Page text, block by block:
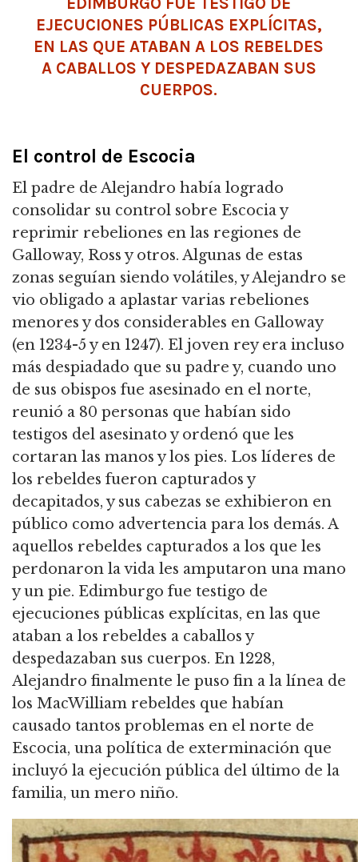
EJECUCIONES PÚBLICAS EXPLÍCITAS,
EN LAS QUE ATABAN A LOS REBELDES
A CABALLOS Y DESPEDAZABAN SUS
CUERPOS.
El control de Escocia
El padre de Alejandro había logrado
consolidar su control sobre Escocia y
reprimir rebeliones en las regiones de
Galloway, Ross y otros. Algunas de estas
zonas seguían siendo volátiles, y Alejandro se
vio obligado a aplastar varias rebeliones
menores y dos considerables en Galloway
(en 1234-5 y en 1247). El joven rey era incluso
más despiadado que su padre y, cuando uno
de sus obispos fue asesinado en el norte,
reunió a 80 personas que habían sido
testigos del asesinato y ordenó que les
cortaran las manos y los pies. Los líderes de
los rebeldes fueron capturados y
decapitados, y sus cabezas se exhibieron en
público como advertencia para los demás. A
aquellos rebeldes capturados a los que les
perdonaron la vida les amputaron una mano
y un pie. Edimburgo fue testigo de
ejecuciones públicas explícitas, en las que
ataban a los rebeldes a caballos y
despedazaban sus cuerpos. En 1228,
Alejandro finalmente le puso fin a la línea de
los MacWilliam rebeldes que habían
causado tantos problemas en el norte de
Escocia, una política de exterminación que
incluyó la ejecución pública del último de la
familia, un mero niño.